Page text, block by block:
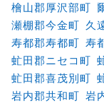
檜山郡厚沢部町
瀬棚郡今金町 久
寿都郡寿都町 寿
虻田郡ニセコ町
虻田郡喜茂別町
岩内郡共和町 岩